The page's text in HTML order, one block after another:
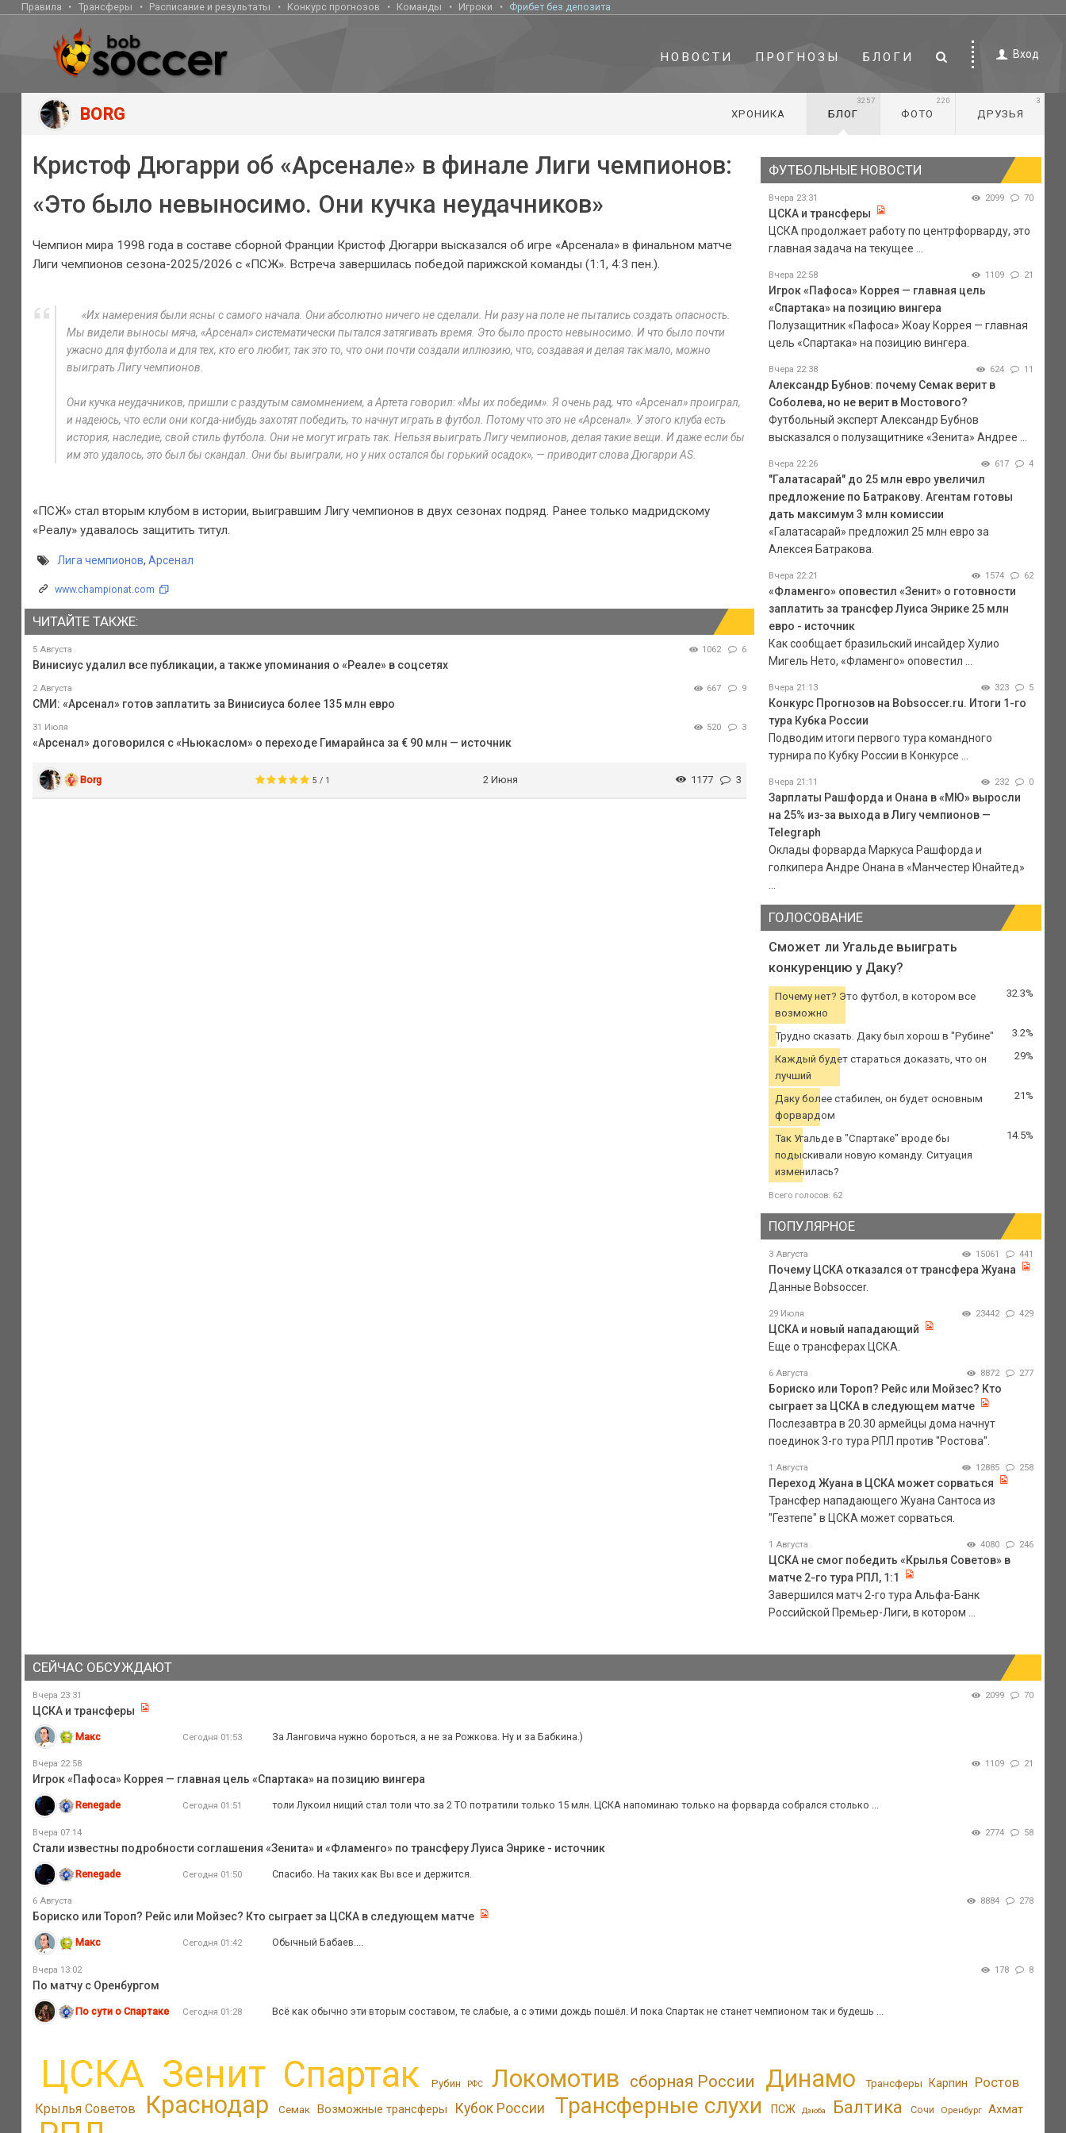
Правила Трансферы Расписание и результаты Конкурс прогнозов Команды Игроки Фрибет без депозита
НОВОСТИ ПРОГНОЗЫ БЛОГИ Вход
BORG ХРОНИКА БЛОГ
3257
ФОТО
220
ДРУЗЬЯ
3
Кристоф Дюгарри об «Арсенале» в финале Лиги чемпионов:
«Это было невыносимо. Они кучка неудачников»
Чемпион мира 1998 года в составе сборной Франции Кристоф Дюгарри высказался об игре «Арсенала» в финальном матче
Лиги чемпионов сезона-2025/2026 с «ПСЖ». Встреча завершилась победой парижской команды (1:1, 4:3 пен.).
«Их намерения были ясны с самого начала. Они абсолютно ничего не сделали. Ни разу на поле не пытались создать опасность.
Мы видели выносы мяча, «Арсенал» систематически пытался затягивать время. Это было просто невыносимо. И что было почти
ужасно для футбола и для тех, кто его любит, так это то, что они почти создали иллюзию, что, создавая и делая так мало, можно
выиграть Лигу чемпионов.
Они кучка неудачников, пришли с раздутым самомнением, а Артета говорил: «Мы их победим». Я очень рад, что «Арсенал» проиграл,
и надеюсь, что если они когда-нибудь захотят победить, то начнут играть в футбол. Потому что это не «Арсенал». У этого клуба есть
история, наследие, свой стиль футбола. Они не могут играть так. Нельзя выиграть Лигу чемпионов, делая такие вещи. И даже если бы
им это удалось, это был бы скандал. Они бы выиграли, но у них остался бы горький осадок», — приводит слова Дюгарри AS.
«ПСЖ» стал вторым клубом в истории, выигравшим Лигу чемпионов в двух сезонах подряд. Ранее только мадридскому
«Реалу» удавалось защитить титул.
Лига чемпионов, Арсенал
www.championat.com
ЧИТАЙТЕ ТАКЖЕ:
5 Августа 1062 6
Винисиус удалил все публикации, а также упоминания о «Реале» в соцсетях
2 Августа 667 9
СМИ: «Арсенал» готов заплатить за Винисиуса более 135 млн евро
31 Июля 520 3
«Арсенал» договорился с «Ньюкаслом» о переходе Гимарайнса за € 90 млн — источник
Borg 5 / 1 2 Июня 1177 3
ФУТБОЛЬНЫЕ НОВОСТИ
Вчера 23:31 2099 70
ЦСКА и трансферы
ЦСКА продолжает работу по центрфорварду, это
главная задача на текущее ...
Вчера 22:58 1109 21
Игрок «Пафоса» Коррея — главная цель
«Спартака» на позицию вингера
Полузащитник «Пафоса» Жоау Коррея — главная
цель «Спартака» на позицию вингера.
Вчера 22:38 624 11
Александр Бубнов: почему Семак верит в
Соболева, но не верит в Мостового?
Футбольный эксперт Александр Бубнов
высказался о полузащитнике «Зенита» Андрее ...
Вчера 22:26 617 4
"Галатасарай" до 25 млн евро увеличил
предложение по Батракову. Агентам готовы
дать максимум 3 млн комиссии
«Галатасарай» предложил 25 млн евро за
Алексея Батракова.
Вчера 22:21 1574 62
«Фламенго» оповестил «Зенит» о готовности
заплатить за трансфер Луиса Энрике 25 млн
евро - источник
Как сообщает бразильский инсайдер Хулио
Мигель Нето, «Фламенго» оповестил ...
Вчера 21:13 323 5
Конкурс Прогнозов на Bobsoccer.ru. Итоги 1-го
тура Кубка России
Подводим итоги первого тура командного
турнира по Кубку России в Конкурсе ...
Вчера 21:11 232 0
Зарплаты Рашфорда и Онана в «МЮ» выросли
на 25% из-за выхода в Лигу чемпионов —
Telegraph
Оклады форварда Маркуса Рашфорда и
голкипера Андре Онана в «Манчестер Юнайтед»
ГОЛОСОВАНИЕ
Сможет ли Угальде выиграть
конкуренцию у Даку?
Почему нет? Это футбол, в котором все
возможно
32.3%
Трудно сказать. Даку был хорош в "Рубине" 3.2%
Каждый будет стараться доказать, что он
лучший
29%
Даку более стабилен, он будет основным
форвардом
21%
Так Угальде в "Спартаке" вроде бы
подыскивали новую команду. Ситуация
изменилась?
14.5%
Всего голосов: 62
ПОПУЛЯРНОЕ
3 Августа 15061 441
Почему ЦСКА отказался от трансфера Жуана
Данные Bobsoccer.
29 Июля 23442 429
ЦСКА и новый нападающий
Еще о трансферах ЦСКА.
6 Августа 8872 277
Бориско или Тороп? Рейс или Мойзес? Кто
сыграет за ЦСКА в следующем матче
Послезавтра в 20.30 армейцы дома начнут
поединок 3-го тура РПЛ против "Ростова".
1 Августа 12885 258
Переход Жуана в ЦСКА может сорваться
Трансфер нападающего Жуана Сантоса из
"Гезтепе" в ЦСКА может сорваться.
1 Августа 4080 246
ЦСКА не смог победить «Крылья Советов» в
матче 2-го тура РПЛ, 1:1
Завершился матч 2-го тура Альфа-Банк
Российской Премьер-Лиги, в котором ...
СЕЙЧАС ОБСУЖДАЮТ
Вчера 23:31 2099 70
ЦСКА и трансферы
Макс Сегодня 01:53 За Ланговича нужно бороться, а не за Рожкова. Ну и за Бабкина.)
Вчера 22:58 1109 21
Игрок «Пафоса» Коррея — главная цель «Спартака» на позицию вингера
Renegade Сегодня 01:51 толи Лукоил нищий стал толи что.за 2 ТО потратили только 15 млн. ЦСКА напоминаю только на форварда собрался столько ...
Вчера 07:14 2774 58
Стали известны подробности соглашения «Зенита» и «Фламенго» по трансферу Луиса Энрике - источник
Renegade Сегодня 01:50 Спасибо. На таких как Вы все и держится.
6 Августа 8884 278
Бориско или Тороп? Рейс или Мойзес? Кто сыграет за ЦСКА в следующем матче
Макс Сегодня 01:42 Обычный Бабаев....
Вчера 13:02 178 8
По матчу с Оренбургом
По сути о Спартаке Сегодня 01:28 Всё как обычно эти вторым составом, те слабые, а с этими дождь пошёл. И пока Спартак не станет чемпионом так и будешь ...
ЦСКА Зенит Спартак Рубин РФС Локомотив сборная России Динамо Трансферы Карпин Ростов
Крылья Советов Краснодар Семак Возможные трансферы Кубок России Трансферные слухи ПСЖ Дзюба Балтика Сочи Оренбург Ахмат